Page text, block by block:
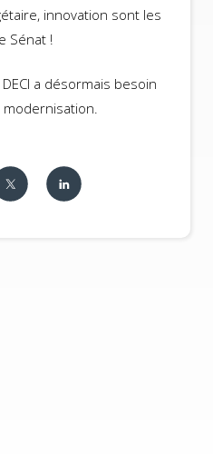
innovation sont les
Sénat !
a désormais besoin
modernisation.